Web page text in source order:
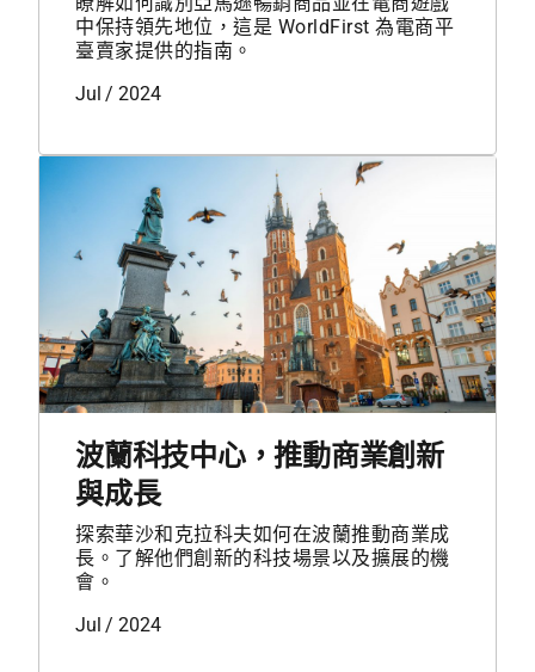
中保持領先地位，這是 WorldFirst 為電商平
臺賣家提供的指南。
Jul / 2024
波蘭科技中心，推動商業創新
與成長
探索華沙和克拉科夫如何在波蘭推動商業成
長。了解他們創新的科技場景以及擴展的機
會。
Jul / 2024